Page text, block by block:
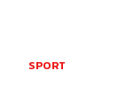
SPORT